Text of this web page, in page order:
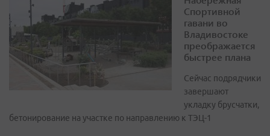
Спортивной
гавани во
Владивостоке
преображается
быстрее плана
Сейчас подрядчики
завершают
укладку брусчатки,
бетонирование на участке по направлению к ТЭЦ-1